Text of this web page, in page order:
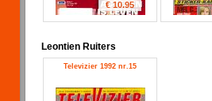
€ 10.95
Leontien Ruiters
Televizier 1992 nr.15